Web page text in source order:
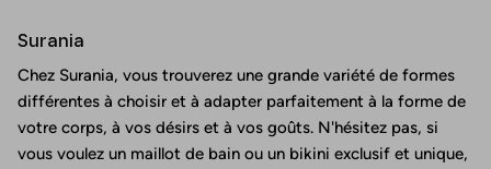
Surania
Chez Surania, vous trouverez une grande variété de formes
différentes à choisir et à adapter parfaitement à la forme de
votre corps, à vos désirs et à vos goûts. N'hésitez pas, si
vous voulez un maillot de bain ou un bikini exclusif et unique,